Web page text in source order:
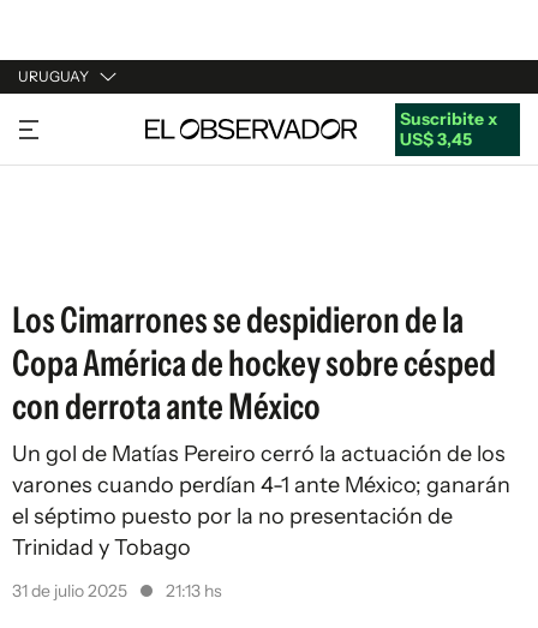
URUGUAY
URUGUAY
ARGENTINA
Suscribite x
US$ 3,45
Los Cimarrones se despidieron de la
Copa América de hockey sobre césped
con derrota ante México
Un gol de Matías Pereiro cerró la actuación de los
varones cuando perdían 4-1 ante México; ganarán
el séptimo puesto por la no presentación de
Trinidad y Tobago
31 de julio 2025 21:13 hs